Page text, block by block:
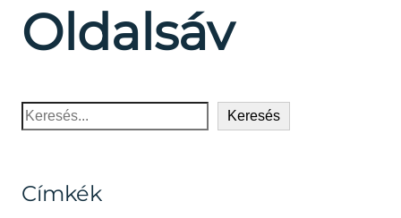
Oldalsáv
Keresés
Címkék